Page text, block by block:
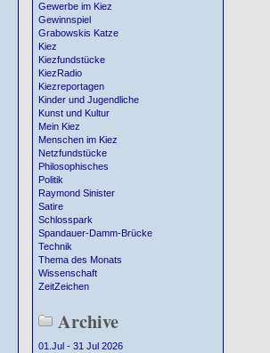
Gewerbe im Kiez
Gewinnspiel
Grabowskis Katze
Kiez
Kiezfundstücke
KiezRadio
Kiezreportagen
Kinder und Jugendliche
Kunst und Kultur
Mein Kiez
Menschen im Kiez
Netzfundstücke
Philosophisches
Politik
Raymond Sinister
Satire
Schlosspark
Spandauer-Damm-Brücke
Technik
Thema des Monats
Wissenschaft
ZeitZeichen
Archive
01.Jul - 31 Jul 2026